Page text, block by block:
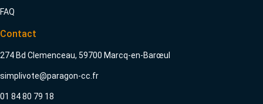
FAQ
Contact
274 Bd Clemenceau, 59700 Marcq-en-Barœul
simplivote@paragon-cc.fr
01 84 80 79 18